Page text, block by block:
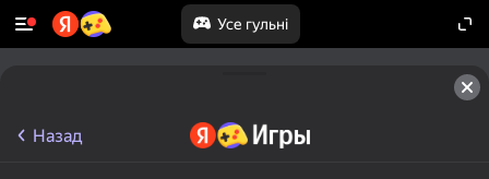
Усе гульні
Назад